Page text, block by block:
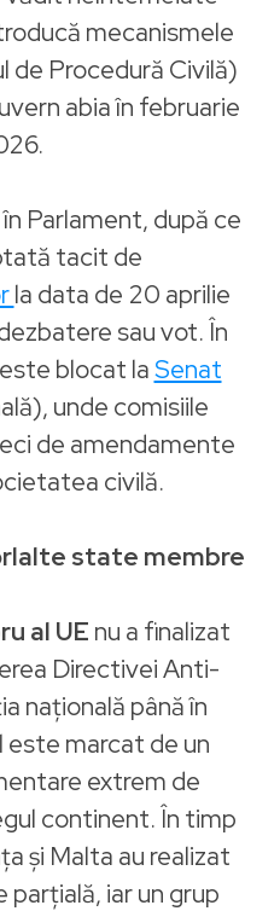
mecanismele
de Procedură Civilă)
abia în februarie
Parlament, după ce
tacit de
la data de 20 aprilie
sau vot. În
blocat laSenat
unde comisiile
de amendamente
civilă.
state membre
al UE nu a finalizat
Directivei Anti-
națională până în
este marcat de un
extrem de
continent. În timp
și Malta au realizat
parțială, iar un grup